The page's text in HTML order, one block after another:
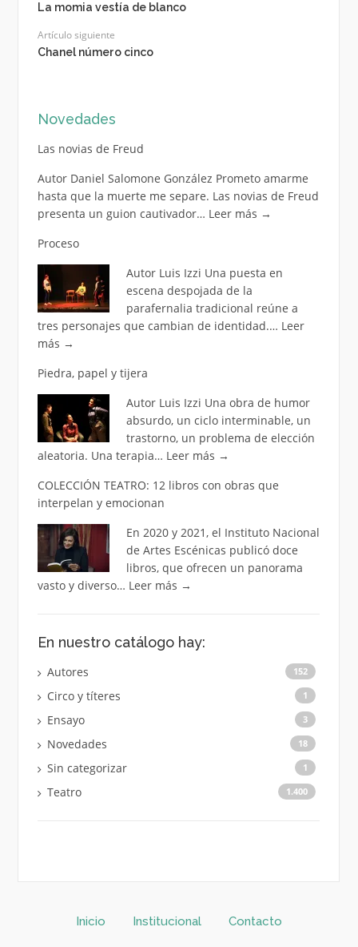
La momia vestía de blanco
Artículo siguiente
Chanel número cinco
Novedades
Las novias de Freud
Autor Daniel Salomone González Prometo amarme
hasta que la muerte me separe. Las novias de Freud
presenta un guion cautivador… Leer más →
Proceso
Autor Luis Izzi Una puesta en
escena despojada de la
parafernalia tradicional reúne a
tres personajes que cambian de identidad.… Leer
más →
Piedra, papel y tijera
Autor Luis Izzi Una obra de humor
absurdo, un ciclo interminable, un
trastorno, un problema de elección
aleatoria. Una terapia… Leer más →
COLECCIÓN TEATRO: 12 libros con obras que
interpelan y emocionan
En 2020 y 2021, el Instituto Nacional
de Artes Escénicas publicó doce
libros, que ofrecen un panorama
vasto y diverso… Leer más →
En nuestro catálogo hay:
Autores 152
Circo y títeres 1
Ensayo 3
Novedades 18
Sin categorizar 1
Teatro 1.400
Inicio Institucional Contacto